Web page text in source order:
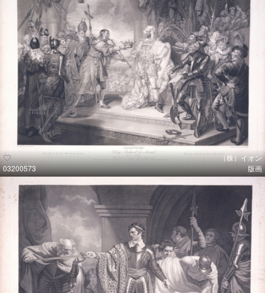
03200573
（株）イオン
版画